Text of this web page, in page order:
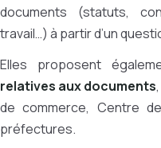
documents (statuts,
travail…) à partir d’un
Elles proposent
relatives aux documents
de commerce, Centre
préfectures.